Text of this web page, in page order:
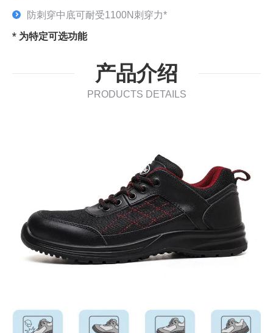
防刺穿中底可耐受1100N刺穿力*
* 为特定可选功能
产品介绍
PRODUCTS DETAILS